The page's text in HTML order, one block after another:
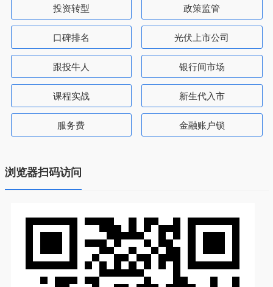
投资转型 政策监管
口碑排名 光伏上市公司
跟投牛人 银行间市场
课程实战 新生代入市
服务费 金融账户锁
浏览器扫码访问